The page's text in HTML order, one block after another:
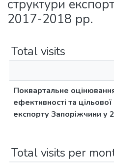
структури
2017-2018 рр.
Total visits
Поквартальне
ефективності та
експорту Запоріжчини у
Total visits per